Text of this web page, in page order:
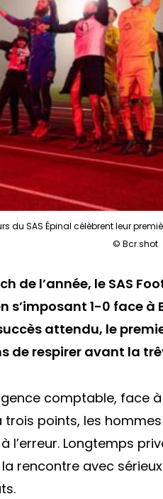
du SAS Épinal célèbrent leur
© Bcr.shot
de l’année, le SAS
s’imposant 1-0 face
attendu, le
de respirer avant la
comptable, face
points, les
l’erreur. Longtemps
rencontre avec